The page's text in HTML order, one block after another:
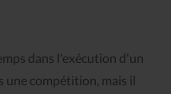
dans l'exécution d'un
une compétition, mais il